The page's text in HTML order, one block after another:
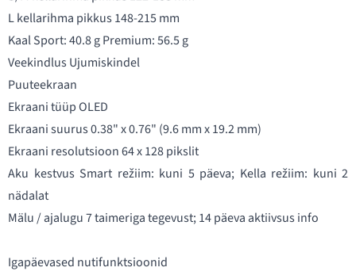
L kellarihma pikkus 148-215 mm
Kaal Sport: 40.8 g Premium: 56.5 g
Veekindlus Ujumiskindel
Puuteekraan
Ekraani tüüp OLED
Ekraani suurus 0.38" x 0.76" (9.6 mm x 19.2 mm)
Ekraani resolutsioon 64 x 128 pikslit
Aku kestvus Smart režiim: kuni 5 päeva; Kella režiim: kuni 2
nädalat
Mälu / ajalugu 7 taimeriga tegevust; 14 päeva aktiivsus info
Igapäevased nutifunktsioonid